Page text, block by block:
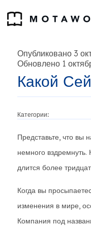
Опубликовано 3
Обновлено 1
Какой
Категории:
Представьте, что вы
немного
длится более
Когда вы
изменения в мире,
Компания под